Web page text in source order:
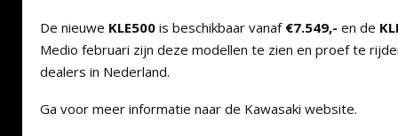
De nieuwe KLE500 is beschikbaar vanaf €7.549,- en de
Medio februari zijn deze modellen te zien en proef te
dealers in Nederland.
Ga voor meer informatie naar de Kawasaki website.